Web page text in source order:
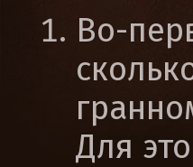
Во-
Для